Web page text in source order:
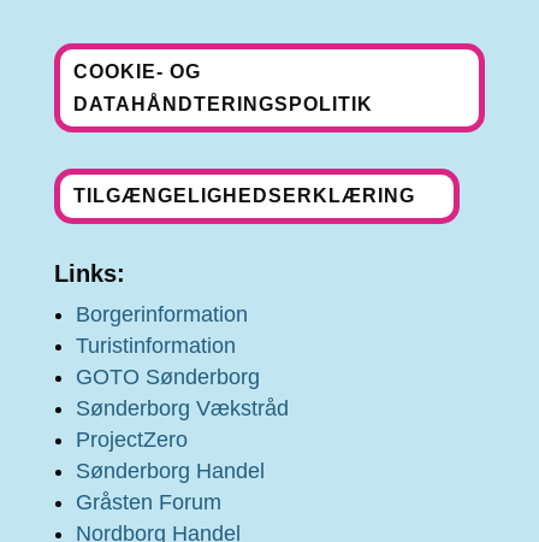
COOKIE- OG
DATAHÅNDTERINGSPOLITIK
TILGÆNGELIGHEDSERKLÆRING
Links:
Borgerinformation
Turistinformation
GOTO Sønderborg
Sønderborg Vækstråd
ProjectZero
Sønderborg Handel
Gråsten Forum
Nordborg Handel